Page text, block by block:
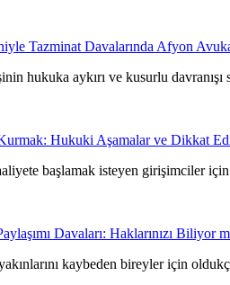
Tazminat Davalarında Afyon
hukuka aykırı ve kusurlu
Hukuki Aşamalar ve Dikkat
başlamak isteyen girişimciler
Davaları: Haklarınızı Biliyor
kaybeden bireyler için